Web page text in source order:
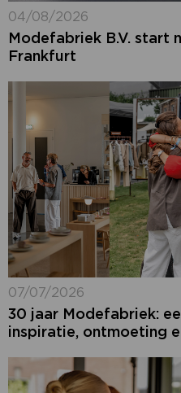
04/08/2026
Modefabriek B.V. start
Frankfurt
07/07/2026
30 jaar Modefabriek:
inspiratie, ontmoeting